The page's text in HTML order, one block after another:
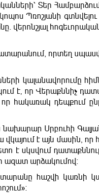
Տեր
Պռոշյանի գտնվելու
վերոնշյալ
որտեղ
կալանավորումը
է, որ Վերաքննիչ
որ հակառակ դեպքում
Սրբուհի
վկայում է այն մասին,
է սկսվում
ազատ արձակումով։
հաշվի կառնի